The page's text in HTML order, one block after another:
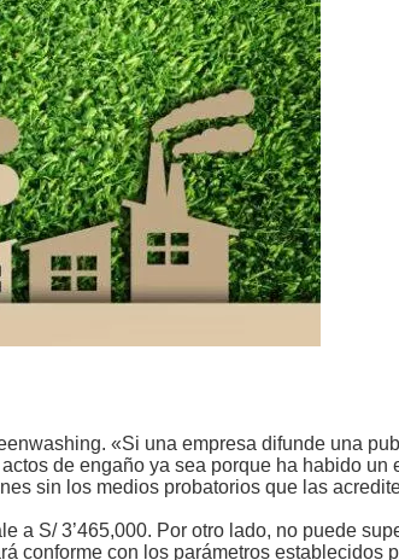
«Si una empresa difunde una
de engaño ya sea porque ha habido un
sin los medios probatorios que las
a S/ 3’465,000. Por otro lado, no puede
conforme con los parámetros establecidos